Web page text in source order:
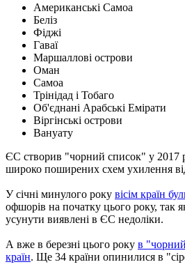
Американські Самоа
Беліз
Фіджі
Гаваї
Маршаллові острови
Оман
Самоа
Трінідад і Тобаго
Об'єднані Арабські Емірати
Віргінські острови
Вануату
ЄС створив "чорний список" у 2017
широко поширених схем ухилення
У січні минулого року вісім країн
офшорів на початку цього року, так
усунути виявлені в ЄС недоліки.
А вже в березні цього року в
країн. Ще 34 країни опинилися в